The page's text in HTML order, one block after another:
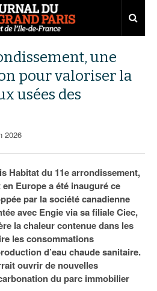
une
pour valoriser la
usées des
2026
Habitat du 11e arrondissement,
Europe a été inauguré ce
par la société canadienne
avec Engie via sa filiale Ciec,
la chaleur contenue dans les
les consommations
d’eau chaude sanitaire.
ouvrir de nouvelles
du parc immobilier